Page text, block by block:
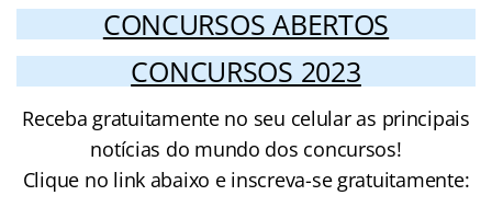
CONCURSOS ABERTOS
CONCURSOS 2023
Receba gratuitamente no seu celular as principais
notícias do mundo dos concursos!
Clique no link abaixo e inscreva-se gratuitamente: